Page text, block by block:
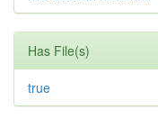
Has File(s)
true